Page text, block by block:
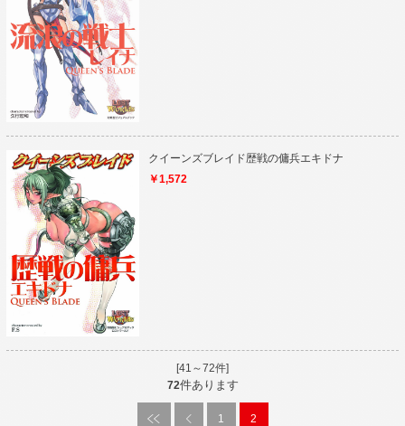
クイーンズブレイド歴戦の傭兵エキドナ
￥1,572
[41～72件]
72件あります
1 2